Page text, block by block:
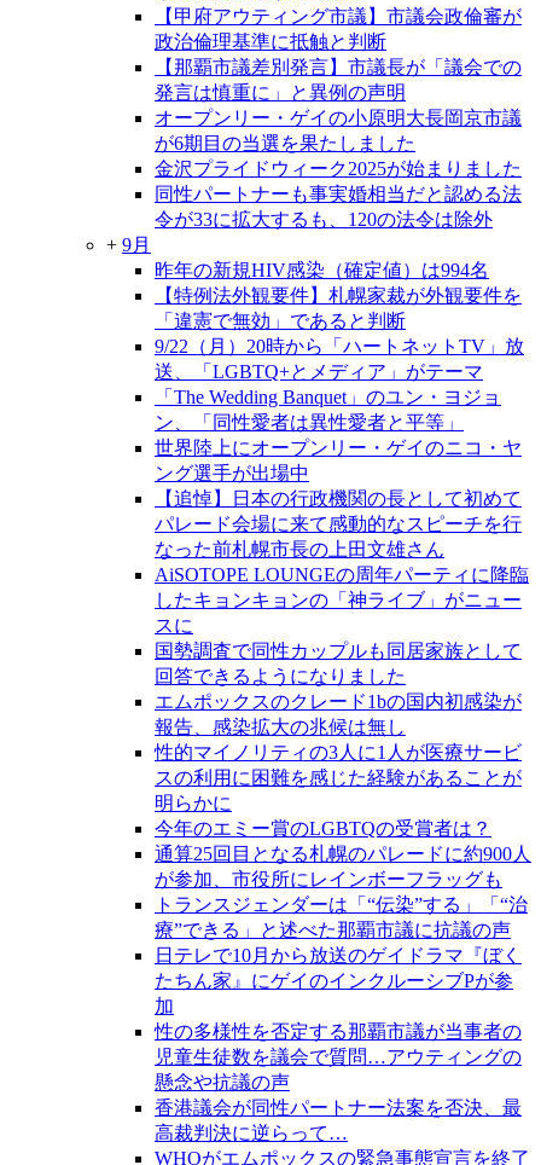
【甲府アウティング市議】市議会政倫審が
政治倫理基準に抵触と判断
【那覇市議差別発言】市議長が「議会での
発言は慎重に」と異例の声明
オープンリー・ゲイの小原明大長岡京市議
が6期目の当選を果たしました
金沢プライドウィーク2025が始まりました
同性パートナーも事実婚相当だと認める法
令が33に拡大するも、120の法令は除外
+ 9月
昨年の新規HIV感染（確定値）は994名
【特例法外観要件】札幌家裁が外観要件を
「違憲で無効」であると判断
9/22（月）20時から「ハートネットTV」放
送、「LGBTQ+とメディア」がテーマ
「The Wedding Banquet」のユン・ヨジョ
ン、「同性愛者は異性愛者と平等」
世界陸上にオープンリー・ゲイのニコ・ヤ
ング選手が出場中
【追悼】日本の行政機関の長として初めて
パレード会場に来て感動的なスピーチを行
なった前札幌市長の上田文雄さん
AiSOTOPE LOUNGEの周年パーティに降臨
したキョンキョンの「神ライブ」がニュー
スに
国勢調査で同性カップルも同居家族として
回答できるようになりました
エムポックスのクレード1bの国内初感染が
報告、感染拡大の兆候は無し
性的マイノリティの3人に1人が医療サービ
スの利用に困難を感じた経験があることが
明らかに
今年のエミー賞のLGBTQの受賞者は？
通算25回目となる札幌のパレードに約900人
が参加、市役所にレインボーフラッグも
トランスジェンダーは「“伝染”する」「“治
療”できる」と述べた那覇市議に抗議の声
日テレで10月から放送のゲイドラマ『ぼく
たちん家』にゲイのインクルーシブPが参
加
性の多様性を否定する那覇市議が当事者の
児童生徒数を議会で質問…アウティングの
懸念や抗議の声
香港議会が同性パートナー法案を否決、最
高裁判決に逆らって…
WHOがエムポックスの緊急事態宣言を終了